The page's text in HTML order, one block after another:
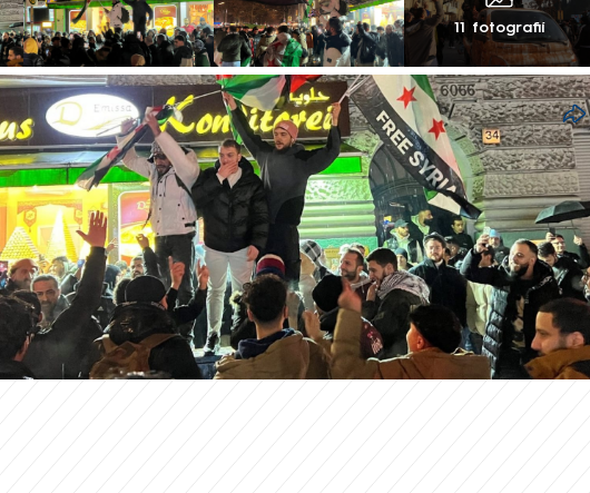
11 fotografií
militantní skupinou Haját Tahrír aš-Šám dokonali
režim Bašára al-Asada a vyzvali Syřany po celém
domů. Po celém světě je totiž podle OSN více než
uprchlíků. Kde všude jsou a co s nimi bude?